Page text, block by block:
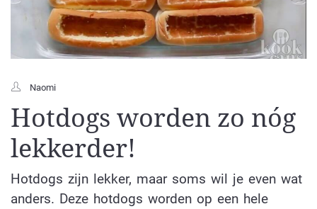
Naomi
Hotdogs worden zo nóg
lekkerder!
Hotdogs zijn lekker, maar soms wil je even wat
anders. Deze hotdogs worden op een hele